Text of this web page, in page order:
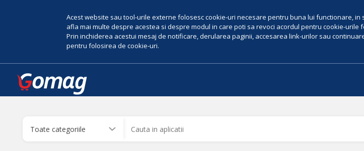
Acest website sau tool-urile externe folosesc cookie-uri necesare pentru buna lui functionare, in
afla mai multe despre acestea si despre modul in care poti sa revoci acordul pentru cookie-urile
Prin inchiderea acestui mesaj de notificare, derularea paginii, accesarea link-urilor sau
pentru folosirea de cookie-uri.